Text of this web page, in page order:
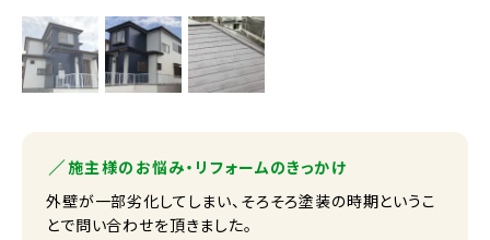
施主様のお悩み・リフォームのきっかけ
外壁が一部劣化してしまい、そろそろ塗装の時期というこ
とで問い合わせを頂きました。